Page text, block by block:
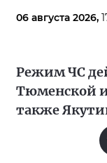
06 августа 2026,
Режим ЧС
Тюменской и
также